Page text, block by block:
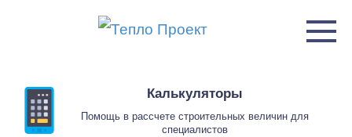
Калькуляторы
Помощь в рассчете строительных величин для
специалистов